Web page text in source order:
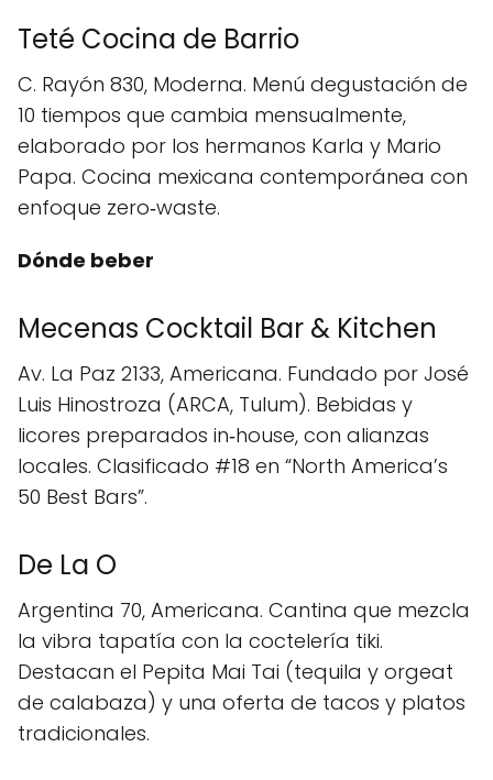
Teté Cocina de Barrio
C. Rayón 830, Moderna. Menú degustación de
10 tiempos que cambia mensualmente,
elaborado por los hermanos Karla y Mario
Papa. Cocina mexicana contemporánea con
enfoque zero‑waste.
Dónde beber
Mecenas Cocktail Bar & Kitchen
Av. La Paz 2133, Americana. Fundado por José
Luis Hinostroza (ARCA, Tulum). Bebidas y
licores preparados in‑house, con alianzas
locales. Clasificado #18 en “North America’s
50 Best Bars”.
De La O
Argentina 70, Americana. Cantina que mezcla
la vibra tapatía con la coctelería tiki.
Destacan el Pepita Mai Tai (tequila y orgeat
de calabaza) y una oferta de tacos y platos
tradicionales.